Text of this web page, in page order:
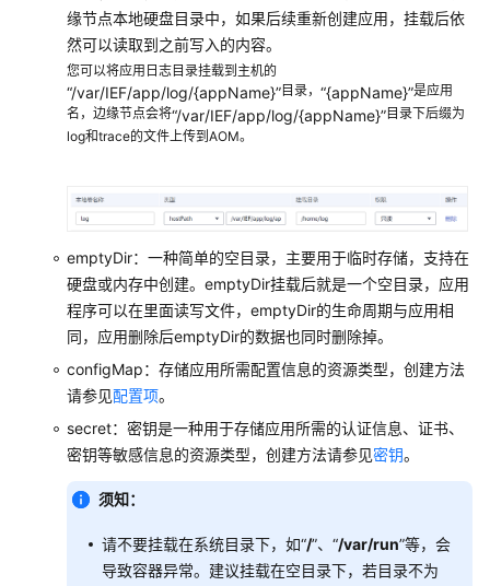
云
消
息
批
量
计
API
缘节点本地硬盘目录中，如果后续重新创建应用，挂载后依
然可以读取到之前写入的内容。
您可以将应用日志目录挂载到主机的
“/var/IEF/app/log/{appName}”目录， “{appName}”是应用
名，边缘节点会将“/var/IEF/app/log/{appName}”目录下后缀为
log和trace的文件上传到AOM。
emptyDir：一种简单的空目录，主要用于临时存储，支持在
硬盘或内存中创建。emptyDir挂载后就是一个空目录，应用
程序可以在里面读写文件，emptyDir的生命周期与应用相
同，应用删除后emptyDir的数据也同时删除掉。
configMap：存储应用所需配置信息的资源类型，创建方法
请参见配置项。
secret：密钥是一种用于存储应用所需的认证信息、证书、
密钥等敏感信息的资源类型，创建方法请参见密钥。
须知：
请不要挂载在系统目录下，如“/”、“/var/run”等，会
导致容器异常。建议挂载在空目录下，若目录不为